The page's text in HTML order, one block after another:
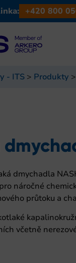
+420 800
- ITS > Produkty >
dmychadla
náročné
průtoku a
včetně